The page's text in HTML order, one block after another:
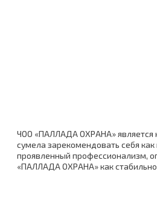
ЧОО «ПАЛЛАДА ОХРАНА» является
сумела зарекомендовать себя
проявленный профессионализм,
«ПАЛЛАДА ОХРАНА» как